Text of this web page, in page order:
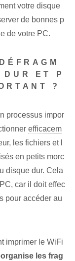
votre disque
de bonnes p
de votre PC.
DUR ET P
?
processus impor
efficacem
les fichiers et l
en petits morc
disque dur. Cela
car il doit effec
pour accéder au
imprimer le WiFi
les frag